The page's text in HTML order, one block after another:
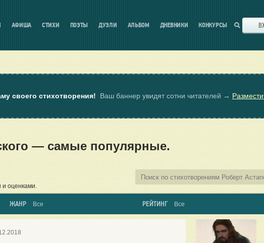
АФИША СТИХИ ПОЭТЫ ДУЭЛИ АЛЬБОМ ДНЕВНИКИ КОНКУРСЫ
своего стихотворения! Ваш баннер увидят сотни читателей →
— самые популярные.
и оценками.
ЖАНР Все РЕЙТИНГ Все